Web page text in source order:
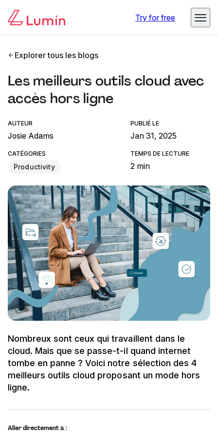
Try for free
Explorer tous les blogs
Les meilleurs outils cloud avec
accès hors ligne
AUTEUR
Josie Adams
PUBLIÉ LE
Jan 31, 2025
CATÉGORIES
Productivity
TEMPS DE LECTURE
2 min
Nombreux sont ceux qui travaillent dans le
cloud. Mais que se passe-t-il quand internet
tombe en panne ? Voici notre sélection des 4
meilleurs outils cloud proposant un mode hors
ligne.
Aller directement à :